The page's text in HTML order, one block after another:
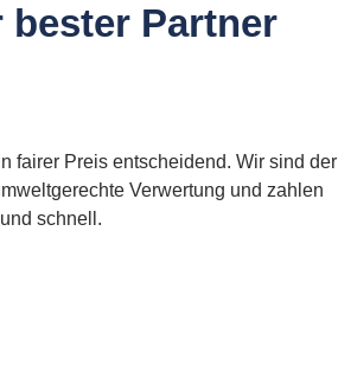
Partner
fairer Preis entscheidend. Wir sind der
Verwertung und zahlen
schnell.